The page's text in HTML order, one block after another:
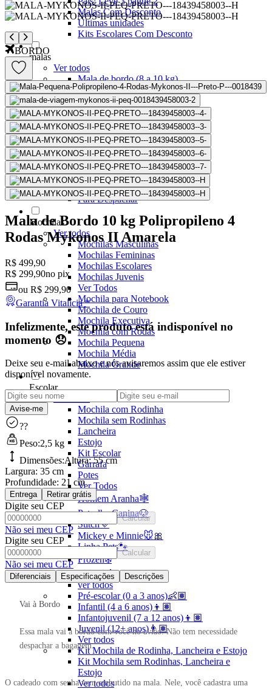
Malas Com Desconto
Últimas unidades
Kits Escolares Com Desconto
malas
Ver todos
Mala de bordo (8 a 10 kg)
Mala Pequena (10 kg)
Mala Média (23 kg)
Mala Grande (32 kg)
Conjunto de Malas
Bolsa de Viagem
ABS
Polipropileno
Policarbonato
Tecido
Para Levar à Bordo
Para Despachar
Mochilas
Ver todos
Mochilas Masculinas
Mochilas Femininas
Mochilas Escolares
Mochilas Juvenis
Ver Todos
Mochila para Notebook
Mochila de Couro
Mochila Executiva
Mochila com Rodas
Mochila Pequena
Mochila Média
Mochila Grande
Escolar
Ver todos
Mochila com Rodinha
Mochila sem Rodinhas
Lancheira
Estojo
Kit Escolar
Garrafa
Potes
Ver Todos
Homem Aranha🕸️
Patrulha Canina🐶
Stitch💜
Mickey e Minnie🐭🎀
Linha Pets🐾
Frozen❄️
Moana🌴
ver todos
Pré-escolar (0 a 3 anos)👶🏽
Infantil (4 a 6 anos)👦🏽
Infantojuvenil (7 a 12 anos)👦🏽
Juvenil (12+ anos)👨🏽
Ver todos
Kit Mochila de Rodinha, Lancheira e Estojo
Kit Mochila sem Rodinhas, Lancheira e
Estojo
Ver todos
BORDO
Mala de Bordo 10 kg Polipropileno 4
Rodas Mykonos II Amarela
R$ 499,90
R$ 299,90no pix
ou R$ 299,90
Garantia Vitalícia *
Infelizmente, este produto está indisponível no
momento 😞
Deixe seu e-mail abaixo e nós avisaremos assim que ele estiver
disponível novamente.
Avise-me
??
Peso:2,5 kg
Dimensões:Altura: 55 cm
Largura: 35 cm
Profundidade: 21 cm
Entrega Retirar grátis
Digite seu CEP
Calcular
Não sei meu CEP
Digite seu CEP
Calcular
Não sei meu CEP
Diferenciais Especificações Descrições
Vai à Bordo
Essa mala vai à bordo com você no avião. Não tem necessidade
despachar a bagagem.
O cadeado com senha vem embutido na mala. Nele, você cadastra uma